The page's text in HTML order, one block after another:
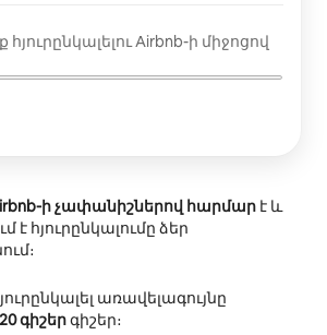
Airbnb-ի միջոցով
ի չափանիշներով հարմար է և
է հյուրընկալումը ձեր
առավելագույնը
գիշերգիշեր։